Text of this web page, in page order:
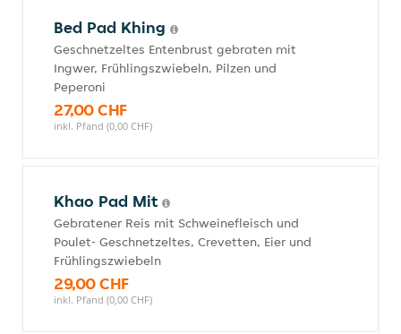
Bed Pad Khing
Geschnetzeltes Entenbrust gebraten mit
Ingwer, Frühlingszwiebeln, Pilzen und
Peperoni
27,00 CHF
inkl. Pfand (0,00 CHF)
Khao Pad Mit
Gebratener Reis mit Schweinefleisch und
Poulet- Geschnetzeltes, Crevetten, Eier und
Frühlingszwiebeln
29,00 CHF
inkl. Pfand (0,00 CHF)